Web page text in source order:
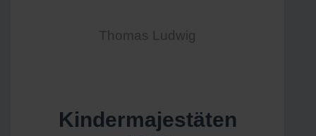
Thomas Ludwig
Kindermajestäten